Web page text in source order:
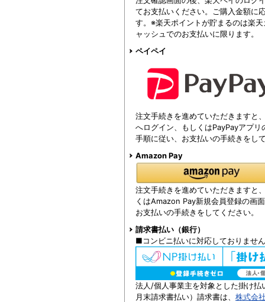
てお支払いください。ご購入金額に
す。※楽天ポイントが貯まるのは楽
ャッシュでのお支払いに限ります。
ペイペイ
注文手続きを進めていただきますと
へログイン、もしくはPayPayアプ
手順に従い、お支払いの手続きをし
Amazon Pay
注文手続きを進めていただきますと
くはAmazon Pay新規会員登録の画
お支払いの手続きをしてください。
請求書払い（銀行）
■コンビニ払いに対応しておりませ
法人/個人事業主を対象とした掛け
月末請求書払い）請求書は、 株式会